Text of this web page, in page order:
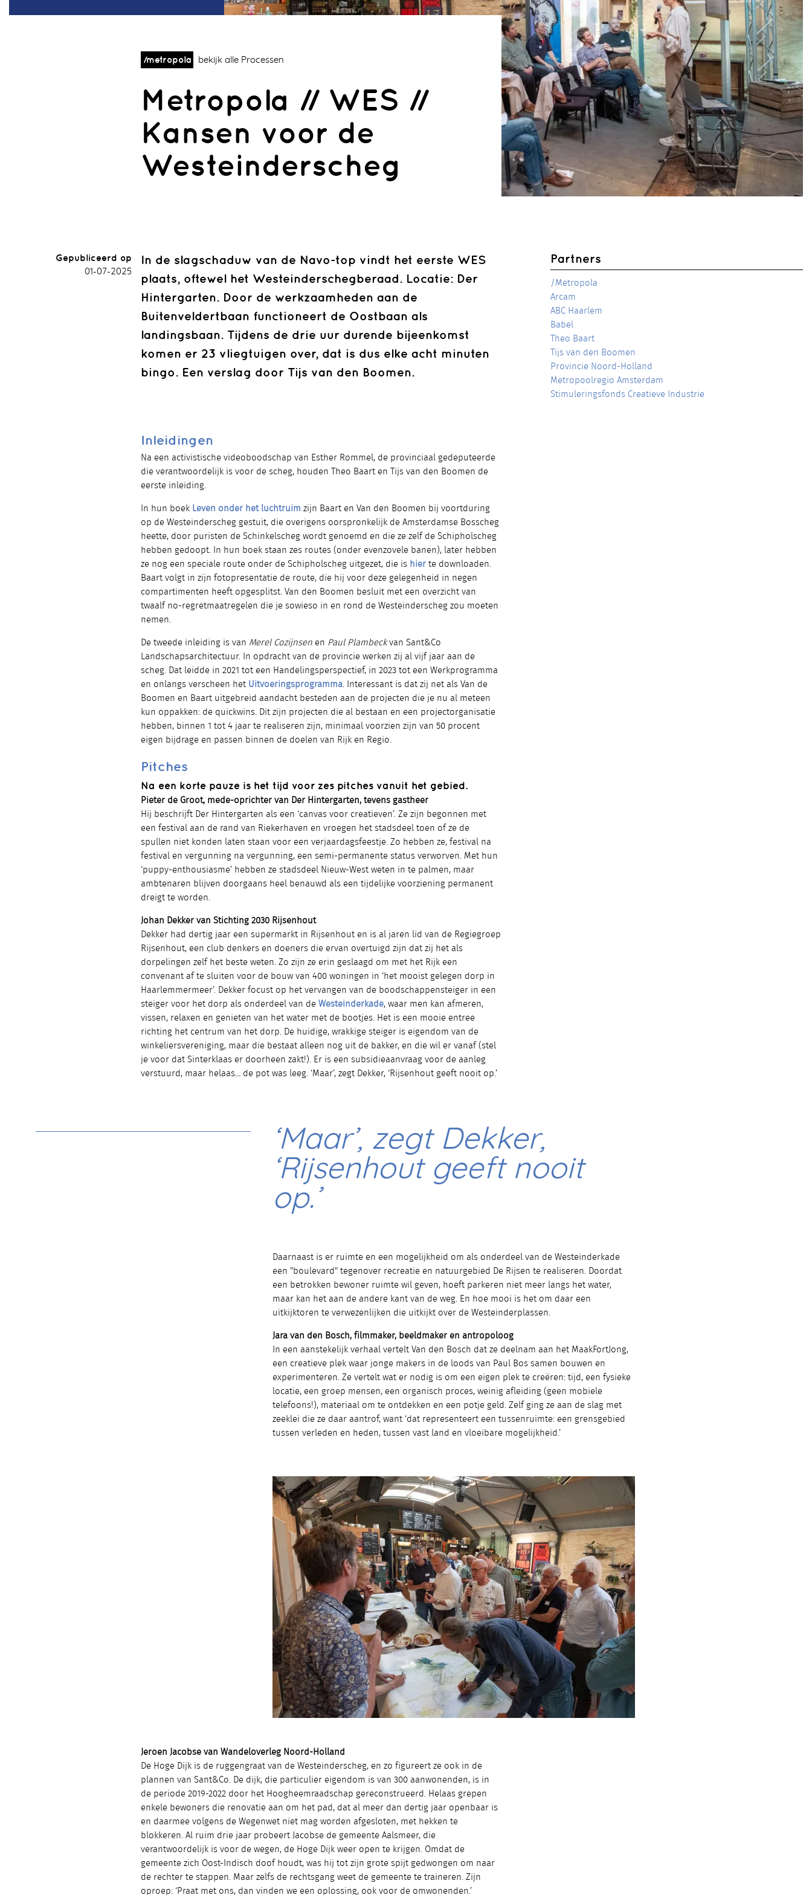
/metropola bekijk alle Processen
Metropola // WES //
Kansen voor de
Westeinderscheg
Gepubliceerd op
01-07-2025
Partners
/Metropola
Arcam
ABC Haarlem
Babel
Theo Baart
Tijs van den Boomen
Provincie Noord-Holland
Metropoolregio Amsterdam
Stimuleringsfonds Creatieve Industrie
In de slagschaduw van de Navo-top vindt het eerste WES
plaats, oftewel het Westeinderschegberaad. Locatie: Der
Hintergarten. Door de werkzaamheden aan de
Buitenveldertbaan functioneert de Oostbaan als
landingsbaan. Tijdens de drie uur durende bijeenkomst
komen er 23 vliegtuigen over, dat is dus elke acht minuten
bingo. Een verslag door Tijs van den Boomen.
Inleidingen
Na een activistische videoboodschap van Esther Rommel, de provinciaal gedeputeerde
die verantwoordelijk is voor de scheg, houden Theo Baart en Tijs van den Boomen de
eerste inleiding.
In hun boek Leven onder het luchtruim zijn Baart en Van den Boomen bij voortduring
op de Westeinderscheg gestuit, die overigens oorspronkelijk de Amsterdamse Bosscheg
heette, door puristen de Schinkelscheg wordt genoemd en die ze zelf de Schipholscheg
hebben gedoopt. In hun boek staan zes routes (onder evenzovele banen), later hebben
ze nog een speciale route onder de Schipholscheg uitgezet, die is hierte downloaden.
Baart volgt in zijn fotopresentatie de route, die hij voor deze gelegenheid in negen
compartimenten heeft opgesplitst. Van den Boomen besluit met een overzicht van
twaalf no-regretmaatregelen die je sowieso in en rond de Westeinderscheg zou moeten
nemen.
De tweede inleiding is van Merel Cozijnsenen Paul Plambeckvan Sant&Co
Landschapsarchitectuur. In opdracht van de provincie werken zij al vijf jaar aan de
scheg. Dat leidde in 2021 tot een Handelingsperspectief, in 2023 tot een Werkprogramma
en onlangs verscheen het Uitvoeringsprogramma. Interessant is dat zij net als Van de
Boomen en Baart uitgebreid aandacht besteden aan de projecten die je nu al meteen
kun oppakken: de quickwins. Dit zijn projecten die al bestaan en een projectorganisatie
hebben, binnen 1 tot 4 jaar te realiseren zijn, minimaal voorzien zijn van 50 procent
eigen bijdrage en passen binnen de doelen van Rijk en Regio.
Pitches
Na een korte pauze is het tijd voor zes pitches vanuit het gebied.
Pieter de Groot, mede-oprichter van Der Hintergarten, tevens gastheer
Hij beschrijft Der Hintergarten als een ‘canvas voor creatieven’. Ze zijn begonnen met
een festival aan de rand van Riekerhaven en vroegen het stadsdeel toen of ze de
spullen niet konden laten staan voor een verjaardagsfeestje. Zo hebben ze, festival na
festival en vergunning na vergunning, een semi-permanente status verworven. Met hun
‘puppy-enthousiasme’ hebben ze stadsdeel Nieuw-West weten in te palmen, maar
ambtenaren blijven doorgaans heel benauwd als een tijdelijke voorziening permanent
dreigt te worden.
Johan Dekker van Stichting 2030 Rijsenhout
Dekker had dertig jaar een supermarkt in Rijsenhout en is al jaren lid van de Regiegroep
Rijsenhout, een club denkers en doeners die ervan overtuigd zijn dat zij het als
dorpelingen zelf het beste weten. Zo zijn ze erin geslaagd om met het Rijk een
convenant af te sluiten voor de bouw van 400 woningen in ‘het mooist gelegen dorp in
Haarlemmermeer’. Dekker focust op het vervangen van de boodschappensteiger in een
steiger voor het dorp als onderdeel van de Westeinderkade, waar men kan afmeren,
vissen, relaxen en genieten van het water met de bootjes. Het is een mooie entree
richting het centrum van het dorp. De huidige, wrakkige steiger is eigendom van de
winkeliersvereniging, maar die bestaat alleen nog uit de bakker, en die wil er vanaf (stel
je voor dat Sinterklaas er doorheen zakt!). Er is een subsidieaanvraag voor de aanleg
verstuurd, maar helaas… de pot was leeg. ‘Maar’, zegt Dekker, ‘Rijsenhout geeft nooit op.’
‘Maar’, zegt Dekker,
‘Rijsenhout geeft nooit
op.’
Daarnaast is er ruimte en een mogelijkheid om als onderdeel van de Westeinderkade
een "boulevard" tegenover recreatie en natuurgebied De Rijsen te realiseren. Doordat
een betrokken bewoner ruimte wil geven, hoeft parkeren niet meer langs het water,
maar kan het aan de andere kant van de weg. En hoe mooi is het om daar een
uitkijktoren te verwezenlijken die uitkijkt over de Westeinderplassen.
Jara van den Bosch, filmmaker, beeldmaker en antropoloog
In een aanstekelijk verhaal vertelt Van den Bosch dat ze deelnam aan het MaakFortJong,
een creatieve plek waar jonge makers in de loods van Paul Bos samen bouwen en
experimenteren. Ze vertelt wat er nodig is om een eigen plek te creëren: tijd, een fysieke
locatie, een groep mensen, een organisch proces, weinig afleiding (geen mobiele
telefoons!), materiaal om te ontdekken en een potje geld. Zelf ging ze aan de slag met
zeeklei die ze daar aantrof, want ‘dat representeert een tussenruimte: een grensgebied
tussen verleden en heden, tussen vast land en vloeibare mogelijkheid.’
Jeroen Jacobse van Wandeloverleg Noord-Holland
De Hoge Dijk is de ruggengraat van de Westeinderscheg, en zo figureert ze ook in de
plannen van Sant&Co. De dijk, die particulier eigendom is van 300 aanwonenden, is in
de periode 2019-2022 door het Hoogheemraadschap gereconstrueerd. Helaas grepen
enkele bewoners die renovatie aan om het pad, dat al meer dan dertig jaar openbaar is
en daarmee volgens de Wegenwet niet mag worden afgesloten, met hekken te
blokkeren. Al ruim drie jaar probeert Jacobse de gemeente Aalsmeer, die
verantwoordelijk is voor de wegen, de Hoge Dijk weer open te krijgen. Omdat de
gemeente zich Oost-Indisch doof houdt, was hij tot zijn grote spijt gedwongen om naar
de rechter te stappen. Maar zelfs de rechtsgang weet de gemeente te traineren. Zijn
oproep: ‘Praat met ons, dan vinden we een oplossing, ook voor de omwonenden.’